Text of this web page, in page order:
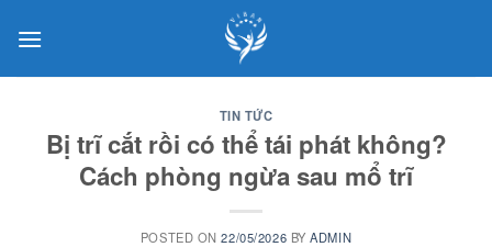
TIN TỨC
Bị trĩ cắt rồi có thể tái phát không?
Cách phòng ngừa sau mổ trĩ
POSTED ON22/05/2026 BYADMIN